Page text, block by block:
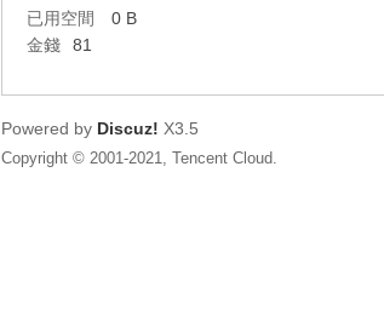
已用空間
0 B
金錢
81
Powered by Discuz! X3.5
Copyright © 2001-2021, Tencent Cloud.